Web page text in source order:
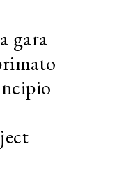
gara